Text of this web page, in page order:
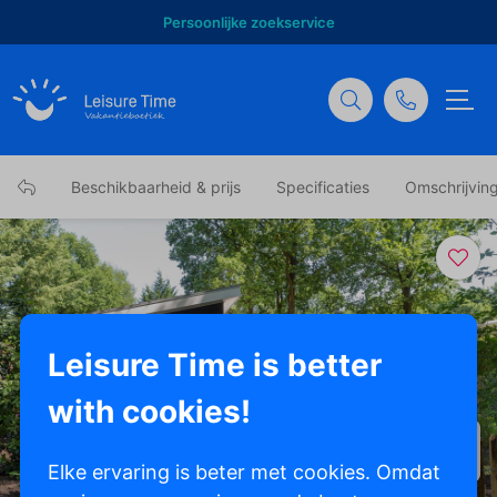
Persoonlijke zoekservice
Beschikbaarheid & prijs Specificaties
Leisure Time is better
with cookies!
Elke ervaring is beter met cookies. Omdat